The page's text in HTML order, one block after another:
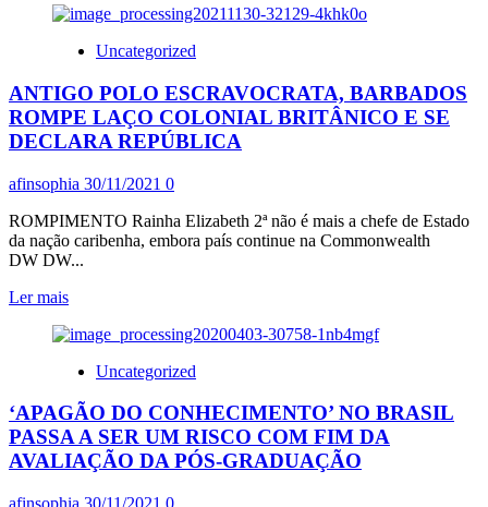
sobre
CONVOCAM
NACIONAL
“BOLSONARO
NUNCA
MAIS”
4
DE
DEZEMBRO
Uncategorized
ANTIGO POLO ESCRAVOCRATA, BARBADOS
ROMPE LAÇO COLONIAL BRITÂNICO E SE
DECLARA REPÚBLICA
afinsophia 30/11/2021 0
ROMPIMENTO Rainha Elizabeth 2ª não é mais a chefe de Estado
da nação caribenha, embora país continue na Commonwealth
DW DW...
Ler maisLeia
sobre
POLO
BARBADOS
ROMPE
LAÇO
COLONIAL
Uncategorized
‘APAGÃO DO CONHECIMENTO’ NO BRASIL
PASSA A SER UM RISCO COM FIM DA
AVALIAÇÃO DA PÓS-GRADUAÇÃO
afinsophia 30/11/2021 0